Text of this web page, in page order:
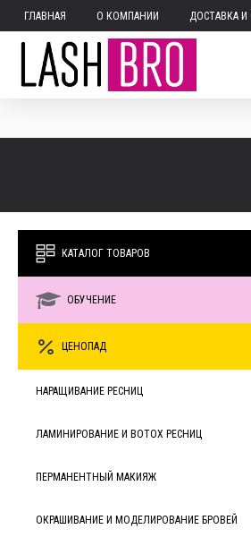
ГЛАВНАЯ О КОМПАНИИ ДОСТАВКА И
КАТАЛОГ ТОВАРОВ
ОБУЧЕНИЕ
ЦЕНОПАД
НАРАЩИВАНИЕ РЕСНИЦ
ЛАМИНИРОВАНИЕ И BOTOX РЕСНИЦ
ПЕРМАНЕНТНЫЙ МАКИЯЖ
ОКРАШИВАНИЕ И МОДЕЛИРОВАНИЕ БРОВЕЙ